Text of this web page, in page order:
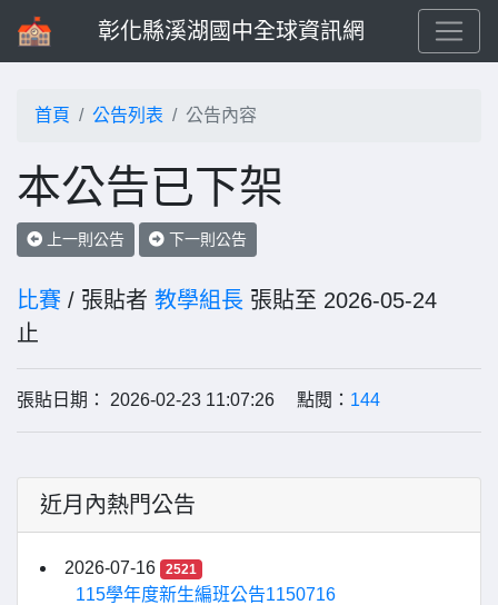
彰化縣溪湖國中全球資訊網
首頁 公告列表 公告內容
本公告已下架
上一則公告 下一則公告
比賽 / 張貼者 教學組長 張貼至 2026-05-24
止
張貼日期： 2026-02-23 11:07:26 點閱： 144
近月內熱門公告
2026-07-16 2521
115學年度新生編班公告1150716